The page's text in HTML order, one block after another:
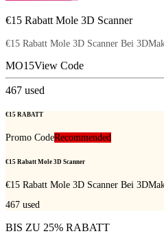
€15 Rabatt Mole 3D Scanner
€15 Rabatt Mole 3D Scanner Bei
MO15View Code
467 used
€15 RABATT
Promo CodeRecommended
€15 Rabatt Mole 3D Scanner
€15 Rabatt Mole 3D Scanner Bei
467 used
BIS ZU 25% RABATT